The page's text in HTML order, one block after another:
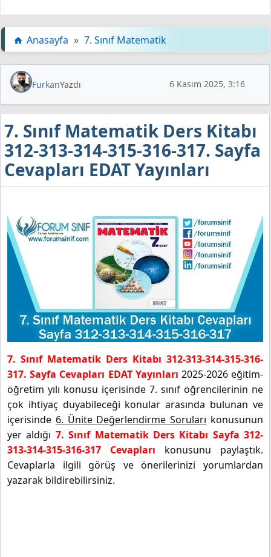
Anasayfa » 7. Sınıf Matematik
FurkanYazdı 6 Kasım 2025, 3:16
7. Sınıf Matematik Ders Kitabı
312-313-314-315-316-317. Sayfa
Cevapları EDAT Yayınları
7. Sınıf Matematik Ders Kitabı 312-313-314-315-316-
317. Sayfa Cevapları EDAT Yayınları 2025-2026 eğitim-
öğretim yılı konusu içerisinde 7. sınıf öğrencilerinin ne
çok ihtiyaç duyabileceği konular arasında bulunan ve
içerisinde 6. Ünite Değerlendirme Soruları konusunun
yer aldığı 7. Sınıf Matematik Ders Kitabı Sayfa 312-
313-314-315-316-317 Cevapları konusunu paylaştık.
Cevaplarla ilgili görüş ve önerilerinizi yorumlardan
yazarak bildirebilirsiniz.